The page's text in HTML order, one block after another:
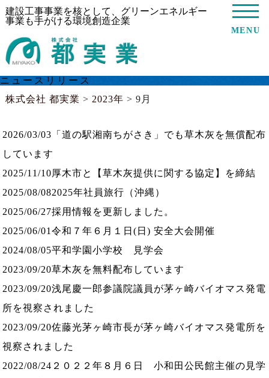
建設工事事業を核として、グリーンエネルギー
事業も手がける環境創造企業
MENU
ニュースリリース
株式会社 都実業 > 2023年 > 9月
2026/03/03 「道の駅湘南ちがさき」でも草木灰を無償配布
しています
2025/11/10厚木市と【草木灰提供に関する協定】を締結
2025/08/082025年社員旅行（沖縄）
2025/06/27採用情報を更新しました。
2025/06/01令和７年６月１日(日) 安全大会開催
2024/08/05平和学園小学校 見学会
2023/09/20草木灰を無料配布しています
2023/09/20浅尾慶一郎参議院議員が茅ヶ崎バイオマス発電
所を視察されました
2023/09/20佐藤光茅ヶ崎市長が茅ヶ崎バイオマス発電所を
視察されました
2022/08/24 ２０２２年８月６日 小和田公民館主催の見学